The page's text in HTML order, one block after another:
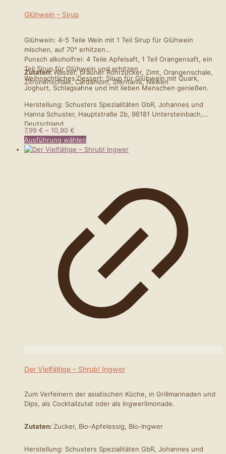
Glühwein – Sirup
Glühwein: 4-5 Teile Wein mit 1 Teil Sirup für Glühwein
mischen, auf 70° erhitzen
Punsch alkoholfrei: 4 Teile Apfelsaft, 1 Teil Orangensaft, ein
Teil Sirup für Glühwein und erhitzen
Weihnachtliches Dessert: Sirup für Glühwein mit Quark,
Joghurt, Schlagsahne und mit lieben Menschen genießen.
Zutaten:Wasser, brauner Rohrzucker, Zimt, Orangenschale,
Zitronenschale, Cardamom, Sternanis, Nelken
Herstellung: Schusters Spezialitäten GbR, Johannes und
Hanna Schuster, Hauptstraße 2b, 96181 Untersteinbach,
Deutschland
7,99 € – 10,90 €
7,99 €
bis
Ausführung wählen
Produkt
Optionen
können
der
Produktseite
werden
Der Vielfältige – Shrub! Ingwer
Zum Verfeinern der asiatischen Küche, in Grillmarinaden und
Dips, als Cocktailzutat oder als Ingwerlimonade.
Zutaten: Zucker, Bio-Apfelessig, Bio-Ingwer
Herstellung: Schusters Spezialitäten GbR, Johannes und